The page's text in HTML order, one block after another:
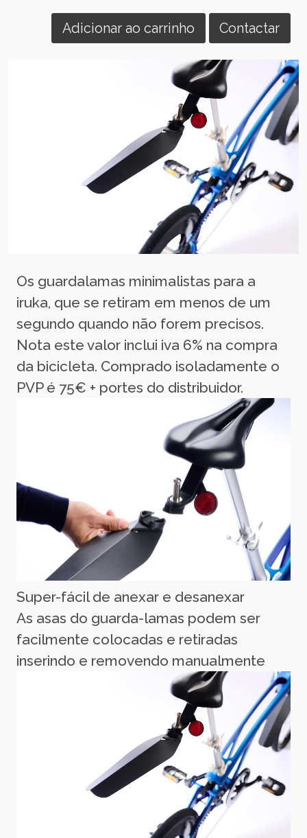
Adicionar ao carrinho Contactar
Os guardalamas minimalistas para a
iruka, que se retiram em menos de um
segundo quando não forem precisos.
Nota este valor inclui iva 6% na compra
da bicicleta. Comprado isoladamente o
PVP é 75€ + portes do distribuidor.
Super-fácil de anexar e desanexar
As asas do guarda-lamas podem ser
facilmente colocadas e retiradas
inserindo e removendo manualmente